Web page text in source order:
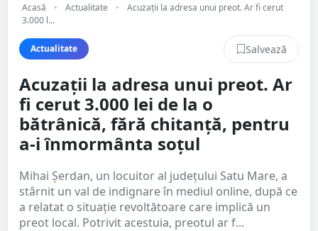
Acasă • Actualitate •
Acuzații la adresa unui preot. Ar fi cerut
3.000 l...
Actualitate Salvează
Acuzații la adresa unui preot. Ar
fi cerut 3.000 lei de la o
bătrânică, fără chitanță, pentru
a-i înmormânta soțul
Mihai Șerdan, un locuitor al județului Satu Mare, a
stârnit un val de indignare în mediul online, după ce
a relatat o situație revoltătoare care implică un
preot local. Potrivit acestuia, preotul ar f...